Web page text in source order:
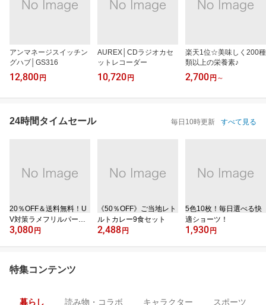
アンマネージスイッチン
グハブ│GS316
12,800 円
AUREX│CDラジオカセ
ットレコーダー
10,720 円
楽天1位☆美味しく200種
類以上の栄養素♪
2,700 円 ～
24時間タイムセール 毎日10時更新 すべて見る
20％OFF＆送料無料！U
V対策ラメフリルパーカ
ー
3,080 円
《50％OFF》ご当地レト
ルトカレー9食セット
2,488 円
5色10枚！毎日選べる快
適ショーツ！
1,930 円
特集コンテンツ
暮らし 読み物・コラボ キャラクター スポーツ